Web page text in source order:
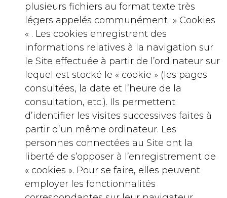
plusieurs fichiers au format texte très
légers appelés communément » Cookies
« . Les cookies enregistrent des
informations relatives à la navigation sur
le Site effectuée à partir de l’ordinateur sur
lequel est stocké le « cookie » (les pages
consultées, la date et l’heure de la
consultation, etc.). Ils permettent
d’identifier les visites successives faites à
partir d’un même ordinateur. Les
personnes connectées au Site ont la
liberté de s’opposer à l’enregistrement de
« cookies ». Pour se faire, elles peuvent
employer les fonctionnalités